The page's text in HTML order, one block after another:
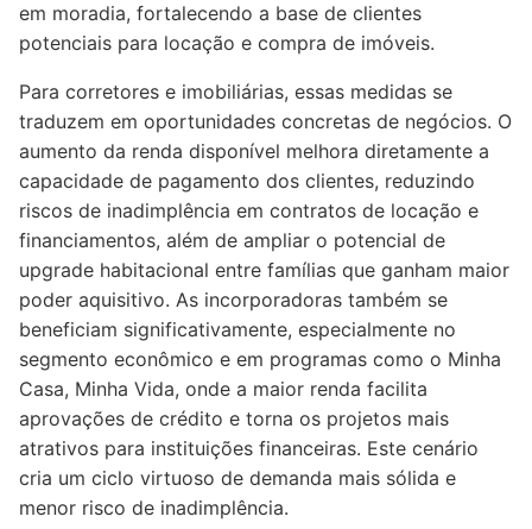
em moradia, fortalecendo a base de clientes
potenciais para locação e compra de imóveis.
Para corretores e imobiliárias, essas medidas se
traduzem em oportunidades concretas de negócios. O
aumento da renda disponível melhora diretamente a
capacidade de pagamento dos clientes, reduzindo
riscos de inadimplência em contratos de locação e
financiamentos, além de ampliar o potencial de
upgrade habitacional entre famílias que ganham maior
poder aquisitivo. As incorporadoras também se
beneficiam significativamente, especialmente no
segmento econômico e em programas como o Minha
Casa, Minha Vida, onde a maior renda facilita
aprovações de crédito e torna os projetos mais
atrativos para instituições financeiras. Este cenário
cria um ciclo virtuoso de demanda mais sólida e
menor risco de inadimplência.